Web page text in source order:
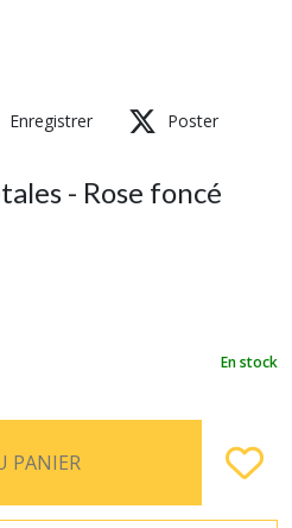
Enregistrer Poster
- Rose foncé
En stock
PANIER